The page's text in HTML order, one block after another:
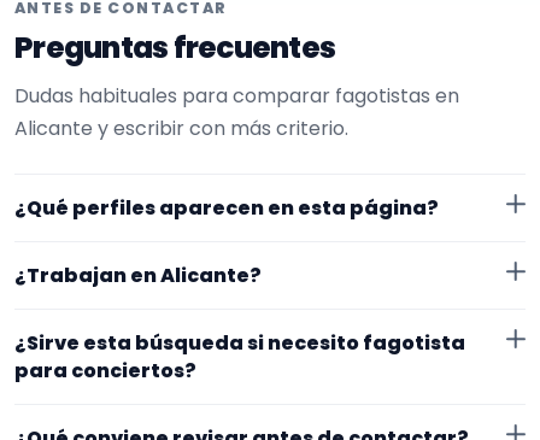
ANTES DE CONTACTAR
Preguntas frecuentes
Dudas habituales para comparar fagotistas en
Alicante y escribir con más criterio.
¿Qué perfiles aparecen en esta página?
EncuentraMúsico. La selección está filtrada por
experiencia o disponibilidad para conciertos. Además,
la página se centra en perfiles que trabajan en
¿Trabajan en Alicante?
en Alicante. Aun así, conviene confirmar lugar exacto,
cerrar nada.
¿Sirve esta búsqueda si necesito fagotista
para conciertos?